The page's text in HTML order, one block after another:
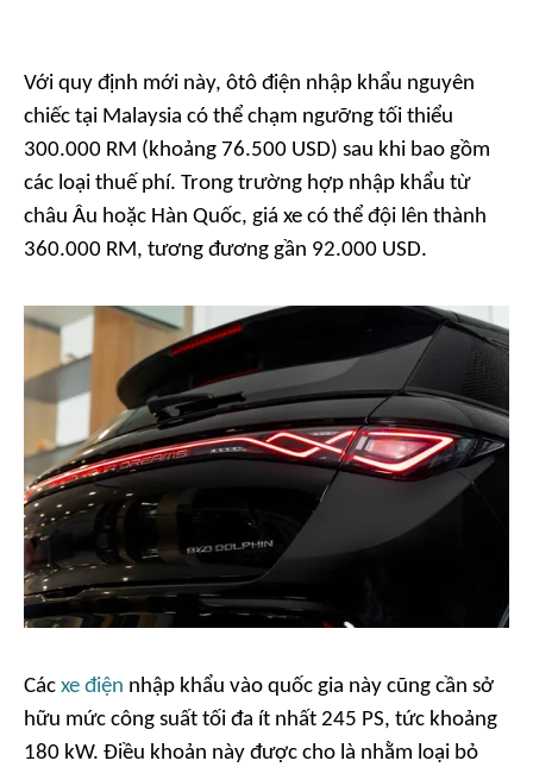
Với quy định mới này, ôtô điện nhập khẩu nguyên
chiếc tại Malaysia có thể chạm ngưỡng tối thiểu
300.000 RM (khoảng 76.500 USD) sau khi bao gồm
các loại thuế phí. Trong trường hợp nhập khẩu từ
châu Âu hoặc Hàn Quốc, giá xe có thể đội lên thành
360.000 RM, tương đương gần 92.000 USD.
Các xe điện nhập khẩu vào quốc gia này cũng cần sở
hữu mức công suất tối đa ít nhất 245 PS, tức khoảng
180 kW. Điều khoản này được cho là nhằm loại bỏ